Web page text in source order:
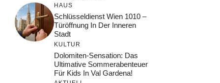
HAUS
Schlüsseldienst Wien 1010 –
Türöffnung In Der Inneren
Stadt
KULTUR
Dolomiten-Sensation: Das
Ultimative Sommerabenteuer
Für Kids In Val Gardena!